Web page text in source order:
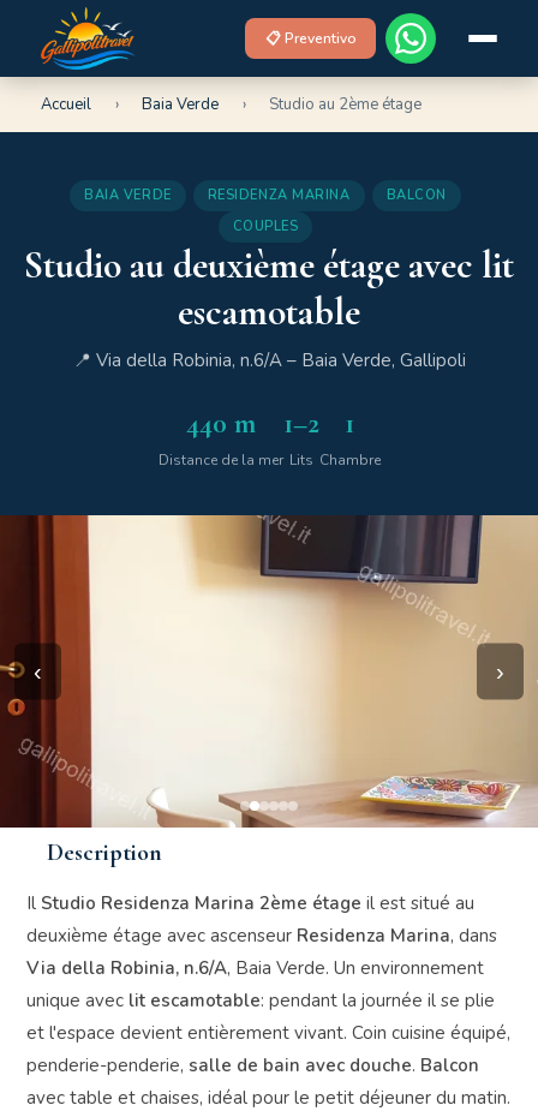
📋 Preventivo
Accueil › Baia Verde › Studio au 2ème étage
BAIA VERDE RESIDENZA MARINA
BALCON
COUPLES
Studio au deuxième étage avec lit
escamotable
📍 Via della Robinia, n.6/A – Baia Verde, Gallipoli
440 m
Distance de la mer
1–2
Lits
1
Chambre
‹ ›
Description
Il Studio Residenza Marina 2ème étage il est situé au
deuxième étage avec ascenseur Residenza Marina, dans
Via della Robinia, n.6/A, Baia Verde. Un environnement
unique avec lit escamotable: pendant la journée il se plie
et l'espace devient entièrement vivant. Coin cuisine équipé,
penderie-penderie, salle de bain avec douche. Balcon
avec table et chaises, idéal pour le petit déjeuner du matin.